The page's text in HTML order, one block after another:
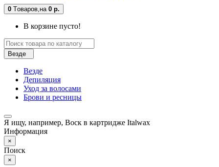
0 Tоваров, на 0 р.
В корзине пусто!
Везде
Везде
Депиляция
Уход за волосами
Брови и ресницы
Я ищу, например, Воск в картридже Italwax
Информация
×
Поиск
×